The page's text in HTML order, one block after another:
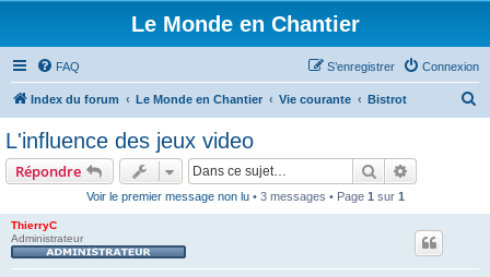
Le Monde en Chantier
FAQ Connexion
S’enregistrer
Index du forum Le Monde en Chantier Vie courante Bistrot
L'influence des jeux video
Répondre Rechercher
Voir le premier message non lu• 3 messages • Page 1 sur 1
ThierryC
Administrateur